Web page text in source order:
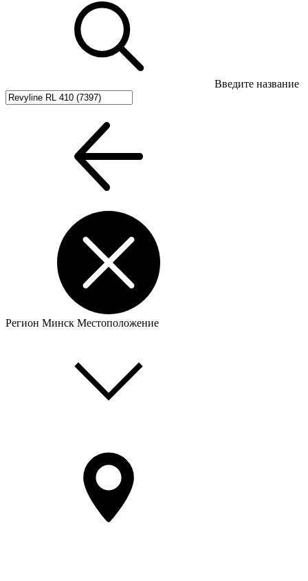
Введите название
Регион Минск Местоположение